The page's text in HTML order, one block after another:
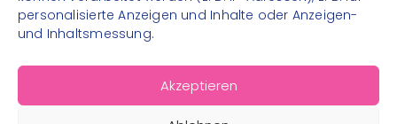
personalisierte Anzeigen und Inhalte oder Anzeigen-
und Inhaltsmessung.
Akzeptieren
Facebook